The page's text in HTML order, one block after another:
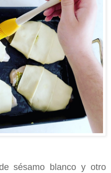
sésamo blanco y otro